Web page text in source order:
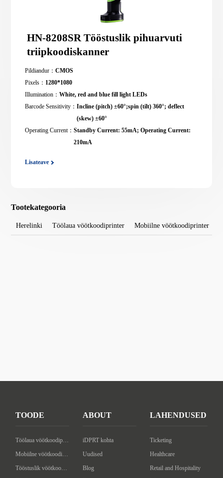
Tootekategooria
Herelinki Töölaua vöötkoodiprinter Mobiilne vöötkoodiprinter
HN-8208SR Tööstuslik pihuarvuti
triipkoodiskanner
Pildiandur：CMOS
Pixels： 1280*1080
Illumination：White, red and blue fill light LEDs
Barcode Sensitivity：Incline (pitch) ±60°;spin (tilt) 360°; deflect
(skew) ±60°
Operating Current：Standby Current: 55mA; Operating Current:
210mA
Lisateave
TOODE
Töölaua vöötkoodiprinter
Mobiilne vöötkoodiprinter
Tööstuslik vöötkoodiprinter
ABOUT
iDPRT kohta
Uudised
Blog
LAHENDUSED
Ticketing
Healthcare
Retail and Hospitality